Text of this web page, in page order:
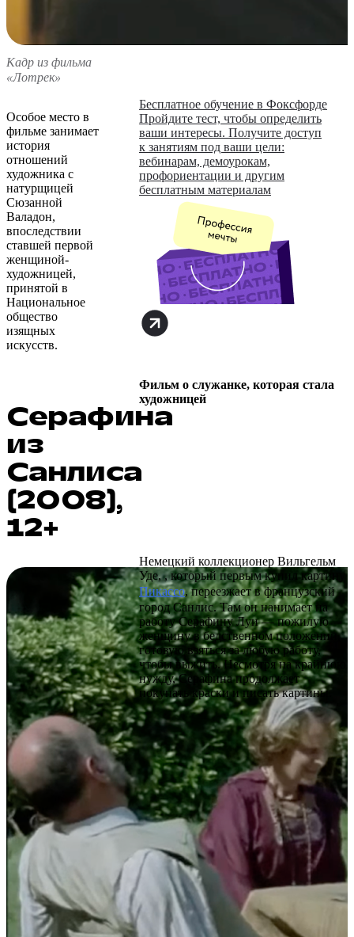
Кадр из фильма
«Лотрек»
Особое место в
фильме занимает
история
отношений
художника с
натурщицей
Сюзанной
Валадон,
впоследствии
ставшей первой
женщиной-
художницей,
принятой в
Национальное
общество
изящных
искусств.
Бесплатное обучение в Фоксфорде
Пройдите тест, чтобы определить
ваши интересы. Получите доступ
к занятиям под ваши цели:
вебинарам, демоурокам,
профориентации и другим
бесплатным материалам
Серафина
из
Санлиса
(2008),
12+
Фильм о служанке, которая стала
художницей
Немецкий коллекционер Вильгельм
Уде, , который первым купил картину
Пикассо, переезжает в французский
город Санлис. Там он нанимает на
работу Серафину Луи — пожилую
женщину в бедственном положении,
готовую взяться за любую работу,
чтобы выжить. Несмотря на крайнюю
нужду, Серафина продолжает
покупать краски и писать картины.